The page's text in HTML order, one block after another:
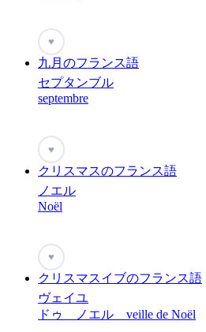
♥
九月のフランス語
セプタンブル
septembre
♥
クリスマスのフランス語
ノエル
Noël
♥
クリスマスイブのフランス語
ヴェイユ
ドゥ ノエル veille de Noël